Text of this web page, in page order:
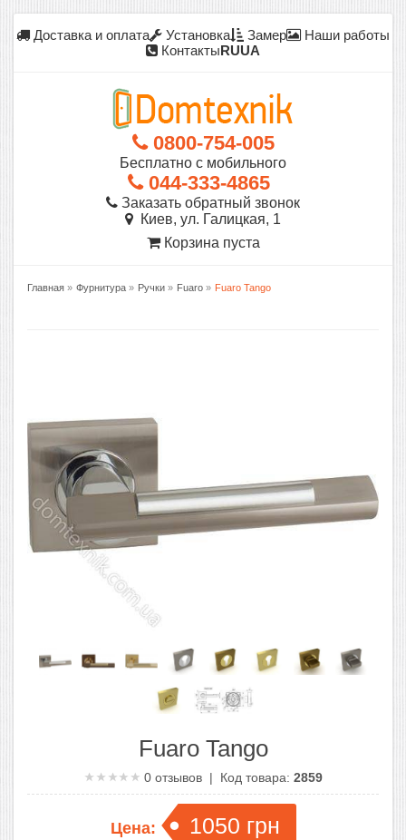
Доставка и оплата Установка Замер
Наши работы
КонтактыRUUA
0800-754-005
Бесплатно с мобильного
044-333-4865
Заказать обратный звонок
Киев, ул. Галицкая, 1
Корзина пуста
Главная » Фурнитура » Ручки » Fuaro » Fuaro Tango
Fuaro Tango
0отзывов | Код товара: 2859
Цена: 1050 грн